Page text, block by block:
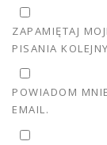
ZAPAMIĘTAJ
PISANIA
POWIADOM
EMAIL.